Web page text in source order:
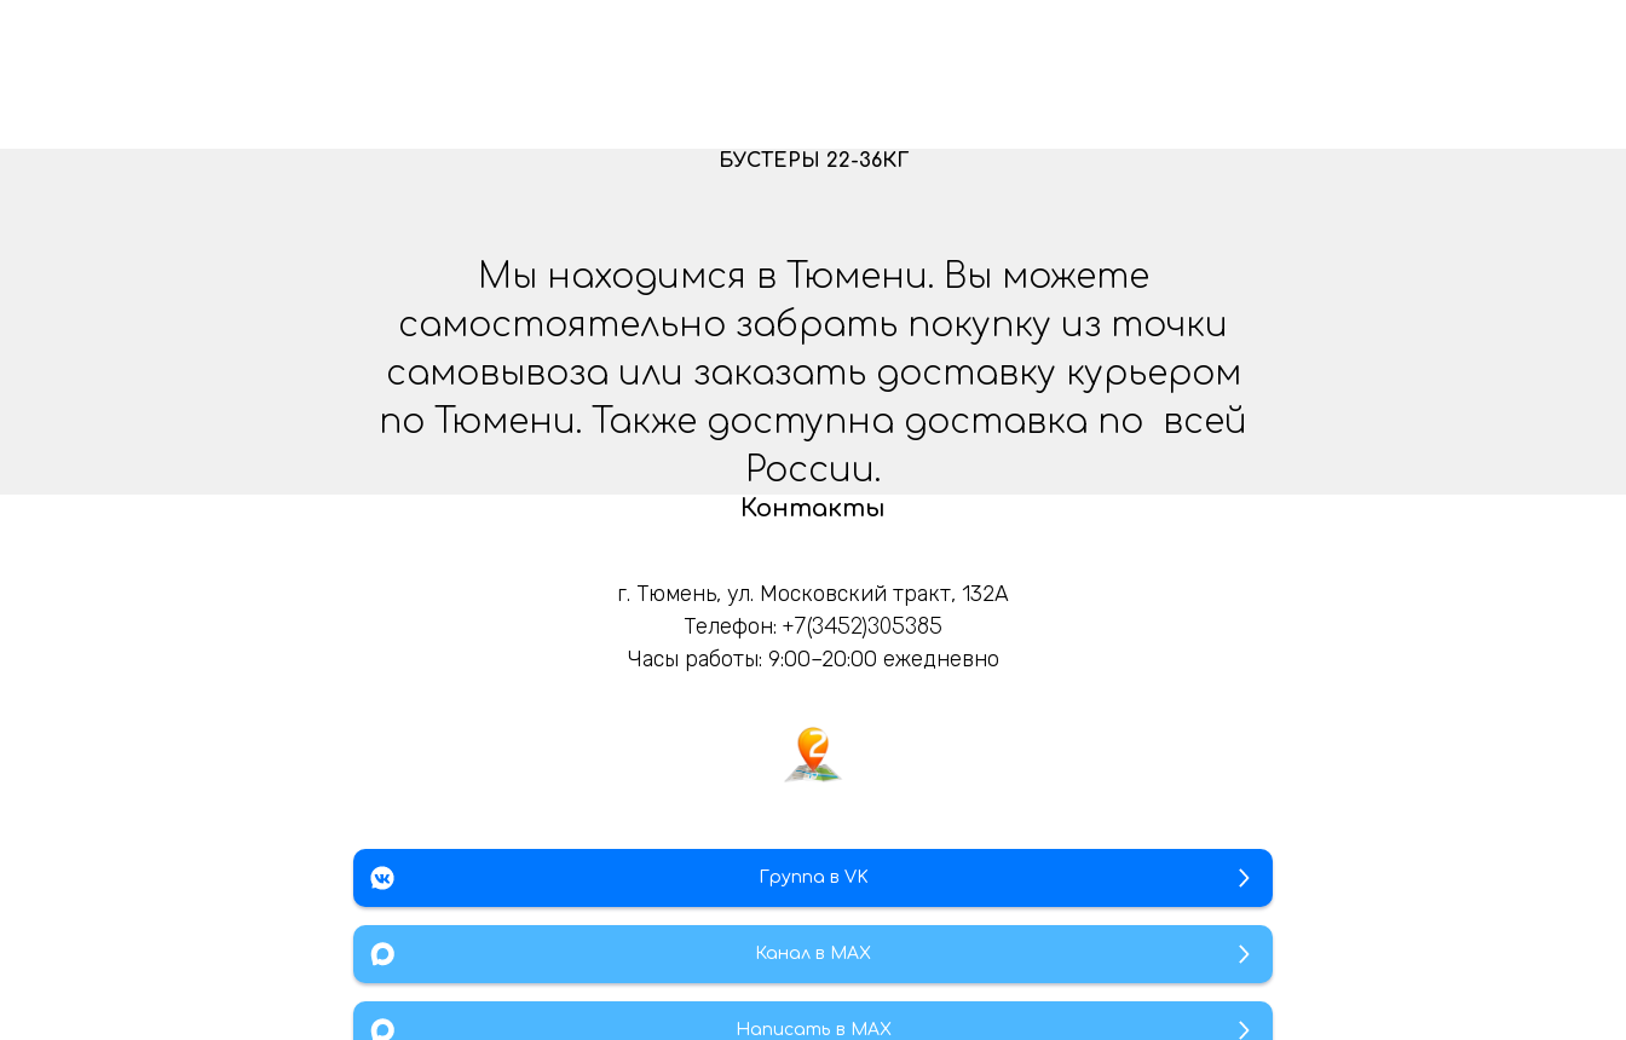
БУСТЕРЫ 22-36КГ
Мы находимся в Тюмени. Вы можете
самостоятельно забрать покупку из точки
самовывоза или заказать доставку курьером
по Тюмени. Также доступна доставка по всей
России.
Контакты
г. Тюмень, ул. Московский тракт, 132А
Телефон: +7(3452)305385
Часы работы: 9:00–20:00 ежедневно
Группа в VK
Канал в МАХ
Написать в MAX